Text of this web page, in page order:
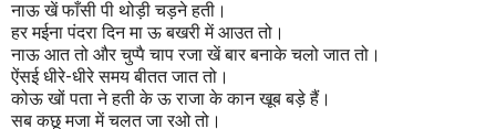
नाऊ खें फाँसी पी थोड़ी चड़ने हती।
हर मईना पंदरा दिन मा ऊ बखरी में आउत तो ।
नाऊ आत तो और चुप्पै चाप रजा खें बार बनाके चलो जात तो।
ऐंसई धीरे-धीरे समय बीतत जात तो ।
कोऊ खों पता ने हती के ऊ राजा के कान खूब बड़े हैं।
सब कछू मजा में चलत जा रओ तो।